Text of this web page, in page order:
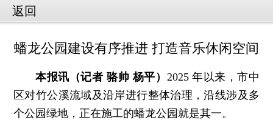
返回
蟠龙公园建设有序推进 打造音乐休闲空间
本报讯（记者 骆帅 杨平） 2025 年以来，市中
区对竹公溪流域及沿岸进行整体治理，沿线涉及多
个公园绿地，正在施工的蟠龙公园就是其一。